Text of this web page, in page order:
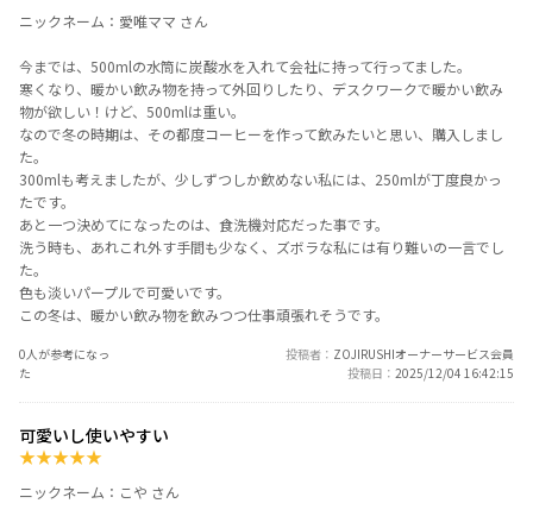
ニックネーム：愛唯ママ さん
今までは、500mlの水筒に炭酸水を入れて会社に持って行ってました。
寒くなり、暖かい飲み物を持って外回りしたり、デスクワークで暖かい飲み
物が欲しい！けど、500mlは重い。
なので冬の時期は、その都度コーヒーを作って飲みたいと思い、購入しまし
た。
300mlも考えましたが、少しずつしか飲めない私には、250mlが丁度良かっ
たです。
あと一つ決めてになったのは、食洗機対応だった事です。
洗う時も、あれこれ外す手間も少なく、ズボラな私には有り難いの一言でし
た。
色も淡いパープルで可愛いです。
この冬は、暖かい飲み物を飲みつつ仕事頑張れそうです。
0人が参考になっ
た
投稿者
ZOJIRUSHIオーナーサービス会員
投稿日
2025/12/04 16:42:15
可愛いし使いやすい
★★★★★
ニックネーム：こや さん